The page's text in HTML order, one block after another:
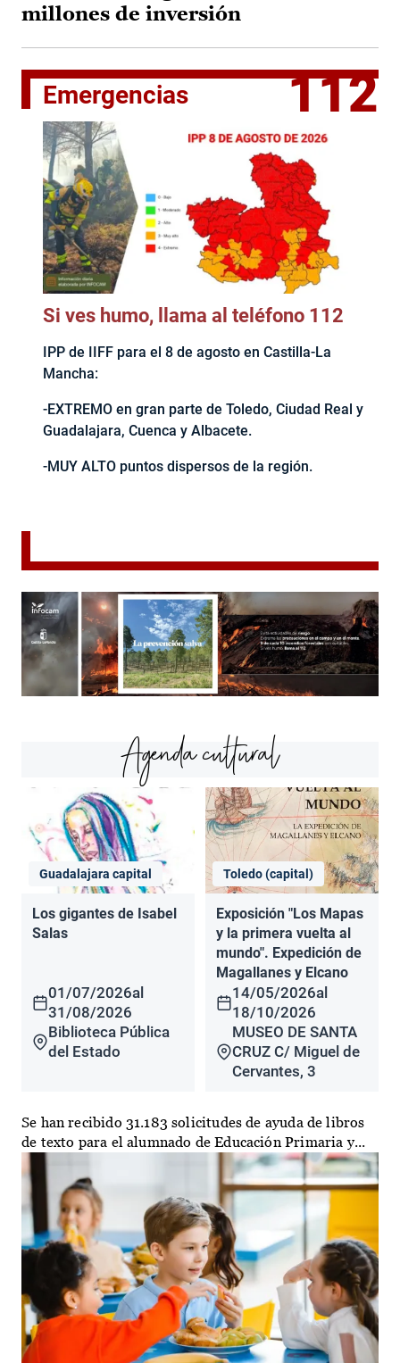
millones de inversión
Emergencias 112
Si ves humo, llama al teléfono 112
IPP de IIFF para el 8 de agosto en Castilla-La
Mancha:
-EXTREMO en gran parte de Toledo, Ciudad Real y
Guadalajara, Cuenca y Albacete.
-MUY ALTO puntos dispersos de la región.
Agenda cultural
Guadalajara capital
Los gigantes de Isabel
Salas
01/07/2026al
31/08/2026
Biblioteca Pública
del Estado
Toledo (capital)
Exposición "Los Mapas
y la primera vuelta al
mundo". Expedición de
Magallanes y Elcano
14/05/2026al
18/10/2026
MUSEO DE SANTA
CRUZ C/ Miguel de
Cervantes, 3
Se han recibido 31.183 solicitudes de ayuda de libros
de texto para el alumnado de Educación Primaria y...